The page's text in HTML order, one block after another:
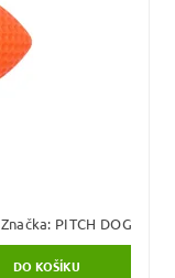
Značka: PITCH DOG